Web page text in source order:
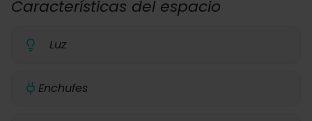
Características del espacio
Luz
Enchufes